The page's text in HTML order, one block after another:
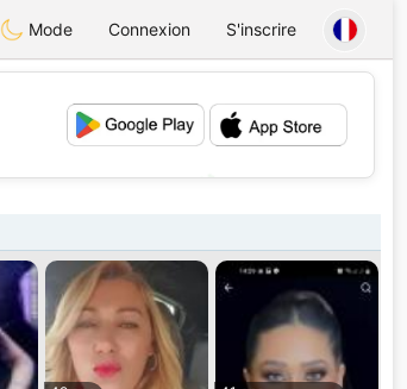
Mode Connexion S'inscrire